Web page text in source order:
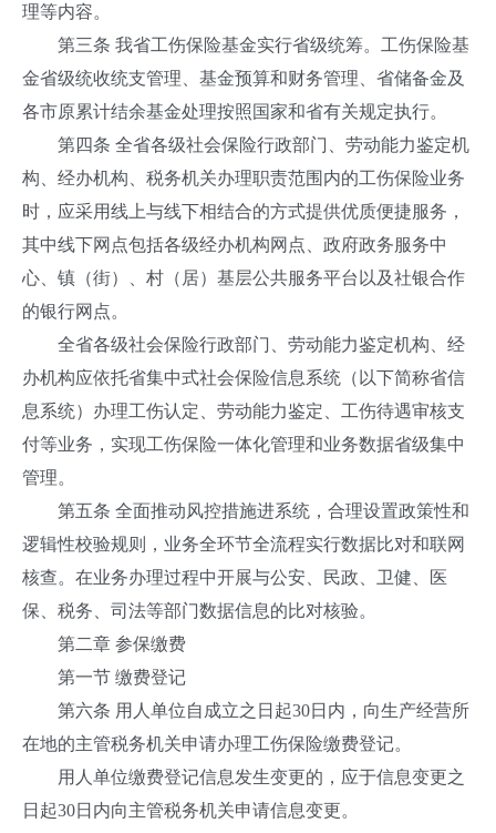
理等内容。
第三条 我省工伤保险基金实行省级统筹。工伤保险基
金省级统收统支管理、基金预算和财务管理、省储备金及
各市原累计结余基金处理按照国家和省有关规定执行。
第四条 全省各级社会保险行政部门、劳动能力鉴定机
构、经办机构、税务机关办理职责范围内的工伤保险业务
时，应采用线上与线下相结合的方式提供优质便捷服务，
其中线下网点包括各级经办机构网点、政府政务服务中
心、镇（街）、村（居）基层公共服务平台以及社银合作
的银行网点。
全省各级社会保险行政部门、劳动能力鉴定机构、经
办机构应依托省集中式社会保险信息系统（以下简称省信
息系统）办理工伤认定、劳动能力鉴定、工伤待遇审核支
付等业务，实现工伤保险一体化管理和业务数据省级集中
管理。
第五条 全面推动风控措施进系统，合理设置政策性和
逻辑性校验规则，业务全环节全流程实行数据比对和联网
核查。在业务办理过程中开展与公安、民政、卫健、医
保、税务、司法等部门数据信息的比对核验。
第二章 参保缴费
第一节 缴费登记
第六条 用人单位自成立之日起30日内，向生产经营所
在地的主管税务机关申请办理工伤保险缴费登记。
用人单位缴费登记信息发生变更的，应于信息变更之
日起30日内向主管税务机关申请信息变更。